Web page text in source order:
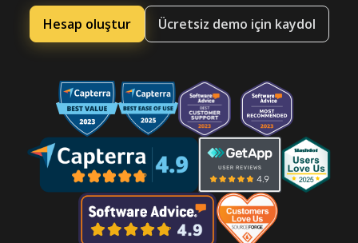
Hesap oluştur Ücretsiz demo için kaydol